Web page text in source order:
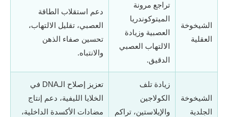
الشيخوخة
العقلية
تراجع مرونة
الميتوكوندريا
العصبية وزيادة
الالتهاب العصبي
الدقيق.
دعم استقلاب الطاقة
العصبي، تقليل الالتهاب،
تحسين صفاء الذهن
والانتباه.
الشيخوخة
الجلدية
زيادة تلف
الكولاجين
والإيلاستين، تراكم
تعزيز إصلاح الـDNA في
الخلايا الليفية، دعم إنتاج
مضادات الأكسدة الداخلية،